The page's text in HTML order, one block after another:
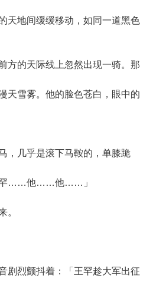
天地间缓缓移动，如同一道黑色
的天际线上忽然出现一骑。那
天雪雾。他的脸色苍白，眼中的
几乎是滚下马鞍的，单膝跪
罕……他……他……」
。
烈颤抖着：「王罕趁大军出征